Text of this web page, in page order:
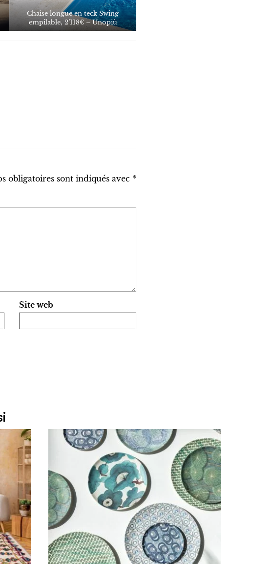
Chaise longue en teck Swing
empilable, 2’118€ –Unopiù
obligatoires sont indiqués avec *
Site web